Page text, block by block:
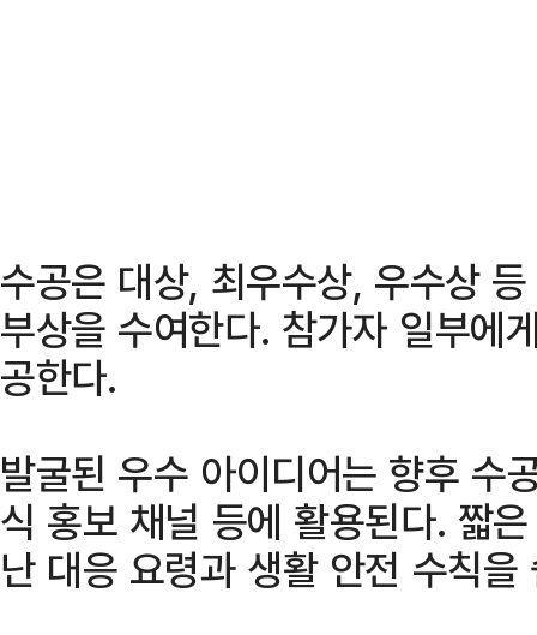
수공은 대상, 최우수상, 우수상
부상을 수여한다. 참가자 일부에
공한다.
발굴된 우수 아이디어는 향후 수
식 홍보 채널 등에 활용된다. 짧
난 대응 요령과 생활 안전 수칙